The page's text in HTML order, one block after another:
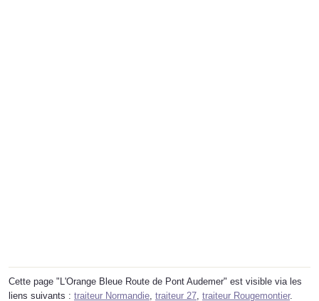
Cette page "L'Orange Bleue Route de Pont Audemer" est visible via les
liens suivants : traiteur Normandie, traiteur 27, traiteur Rougemontier.